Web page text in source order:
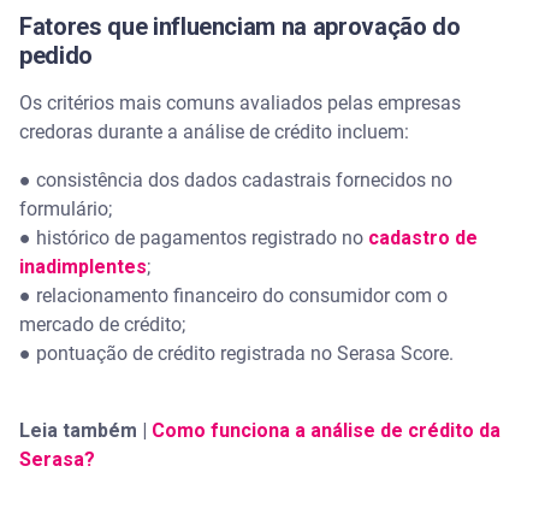
Fatores que influenciam na aprovação do
pedido
Os critérios mais comuns avaliados pelas empresas
credoras durante a análise de crédito incluem:
● consistência dos dados cadastrais fornecidos no
formulário;
● histórico de pagamentos registrado no cadastro de
inadimplentes;
● relacionamento financeiro do consumidor com o
mercado de crédito;
● pontuação de crédito registrada no Serasa Score.
Leia também |
Como funciona a análise de crédito da
Serasa?